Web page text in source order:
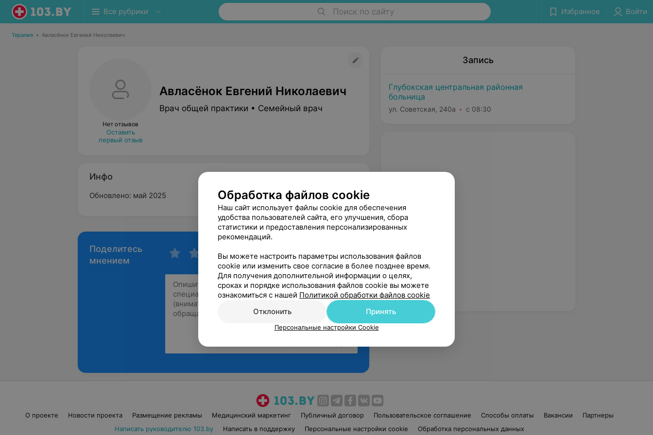
Все рубрики Поиск по сайту Избранное Войти
Терапия • Авласёнок Евгений Николаевич
Нет отзывов
Оставить
первый отзыв
Авласёнок Евгений Николаевич
Врач общей практики • Семейный врач
Инфо
Обновлено: май 2025
Поделитесь
мнением
Запись
Глубокская центральная районная
больница
ул. Советская, 240а с 08:30
О проекте Новости проекта Размещение рекламы Медицинский маркетинг Публичный договор Пользовательское соглашение Способы оплаты Вакансии
Партнеры
Написать руководителю 103.by
Написать в поддержку Персональные настройки cookie Обработка персональных данных
Обработка файлов cookie
Наш сайт использует файлы cookie для обеспечения
удобства пользователей сайта, его улучшения, сбора
статистики и предоставления персонализированных
рекомендаций.
Вы можете настроить параметры использования файлов
cookie или изменить свое согласие в более позднее время.
Для получения дополнительной информации о целях,
сроках и порядке использования файлов cookie вы можете
ознакомиться с нашей Политикой обработки файлов cookie
Отклонить
Принять
Персональные настройки Cookie